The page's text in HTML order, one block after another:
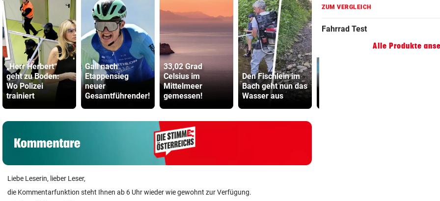
„Herr Herbert“
geht zu Boden:
Wo Polizei
trainiert
Gall nach
Etappensieg
neuer
Gesamtführender!
33,02 Grad
Celsius im
Mittelmeer
gemessen!
Den Fischlein im
Bach geht nun das
Wasser aus
Liebe Leserin, lieber Leser,
die Kommentarfunktion steht Ihnen ab 6 Uhr wieder wie gewohnt zur Verfügung.
Kinderfahrrad Vergleich
Alle Produkte